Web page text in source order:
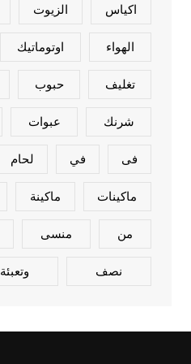
اكياس الزيوت
الهواء اوتوماتيك
تغليف حبوب
شرنك عبوات
فى في لحام
ماكينات ماكينة
من منسى
نصف وتعبئة